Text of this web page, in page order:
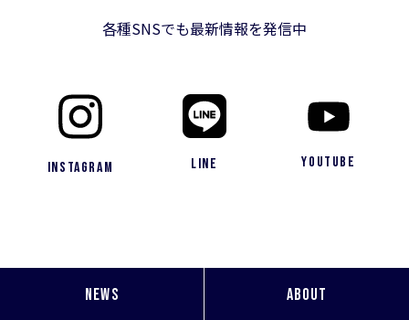
各種SNSでも最新情報を発信中
Instagram LINE YouTube
NEWS ABOUT